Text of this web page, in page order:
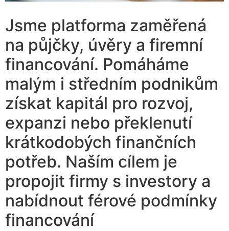
Jsme platforma zaměřená
na půjčky, úvěry a firemní
financování. Pomáháme
malým i středním podnikům
získat kapitál pro rozvoj,
expanzi nebo překlenutí
krátkodobých finančních
potřeb. Naším cílem je
propojit firmy s investory a
nabídnout férové podmínky
financování